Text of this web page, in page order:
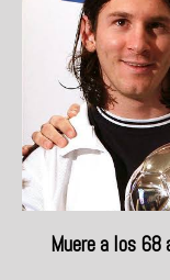
Muere a los 68